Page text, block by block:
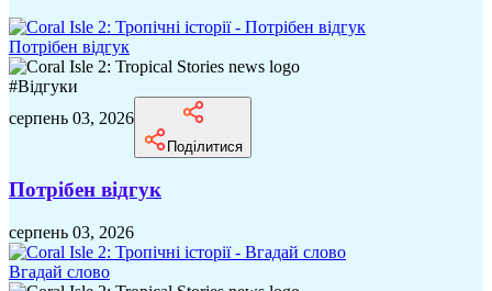
Потрібен відгук
#Відгуки
серпень 03, 2026
Поділитися
Потрібен відгук
серпень 03, 2026
Вгадай слово